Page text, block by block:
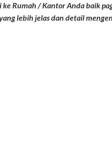
Rumah / Kantor Anda baik
lebih jelas dan detail